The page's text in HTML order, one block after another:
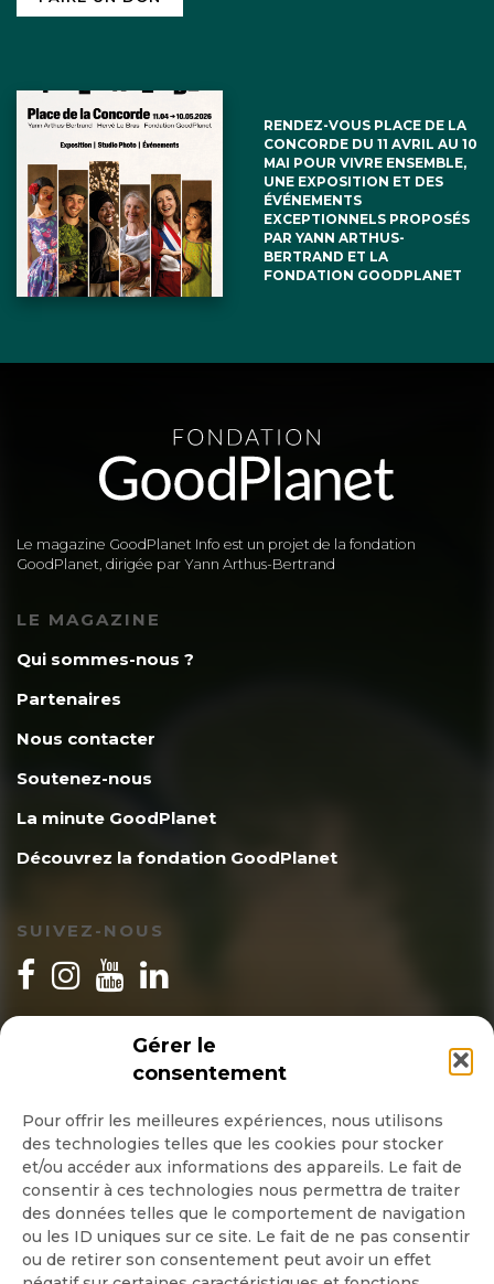
Gérer le
consentement
Pour offrir les meilleures expériences, nous utilisons
des technologies telles que les cookies pour stocker
et/ou accéder aux informations des appareils. Le fait de
consentir à ces technologies nous permettra de traiter
des données telles que le comportement de navigation
ou les ID uniques sur ce site. Le fait de ne pas consentir
ou de retirer son consentement peut avoir un effet
RENDEZ-VOUS PLACE DE LA
CONCORDE DU 11 AVRIL AU 10
MAI POUR VIVRE ENSEMBLE,
UNE EXPOSITION ET DES
ÉVÉNEMENTS
EXCEPTIONNELS PROPOSÉS
PAR YANN ARTHUS-
BERTRAND ET LA
FONDATION GOODPLANET
Le magazine GoodPlanet Info est un projet de la fondation
GoodPlanet, dirigée par Yann Arthus-Bertrand
LE MAGAZINE
Qui sommes-nous ?
Partenaires
Nous contacter
Soutenez-nous
La minute GoodPlanet
Découvrez la fondation GoodPlanet
SUIVEZ-NOUS
INSCRIPTION NEWSLETTER
Quotidienne
Hebdo
OK